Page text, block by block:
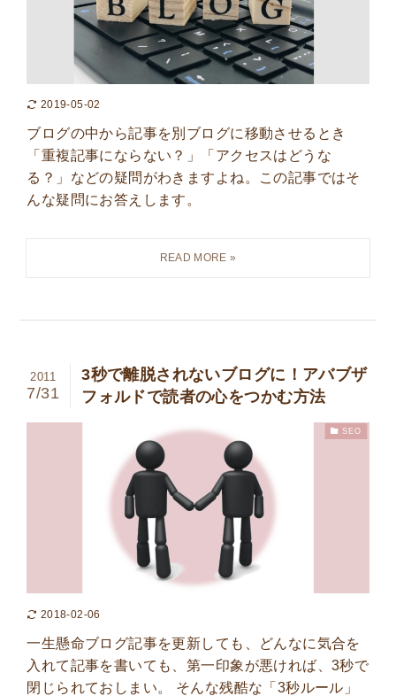
2019-05-02
ブログの中から記事を別ブログに移動させるとき
「重複記事にならない？」「アクセスはどうな
る？」などの疑問がわきますよね。この記事ではそ
んな疑問にお答えします。
3秒で離脱されないブログに！アバブザ
フォルドで読者の心をつかむ方法
2011
7/31
SEO
2018-02-06
一生懸命ブログ記事を更新しても、どんなに気合を
入れて記事を書いても、第一印象が悪ければ、3秒で
閉じられておしまい。 そんな残酷な「3秒ルール」